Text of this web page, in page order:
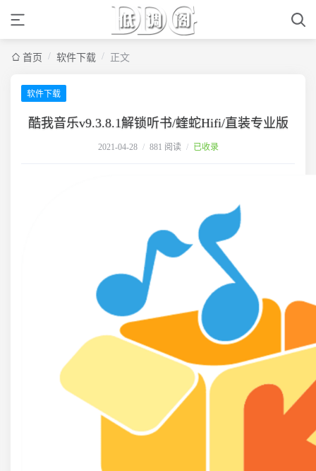
首页 / 软件下载 / 正文
软件下载
酷我音乐v9.3.8.1解锁听书/蝰蛇Hifi/直装专业版
2021-04-28 / 881 阅读 / 已收录